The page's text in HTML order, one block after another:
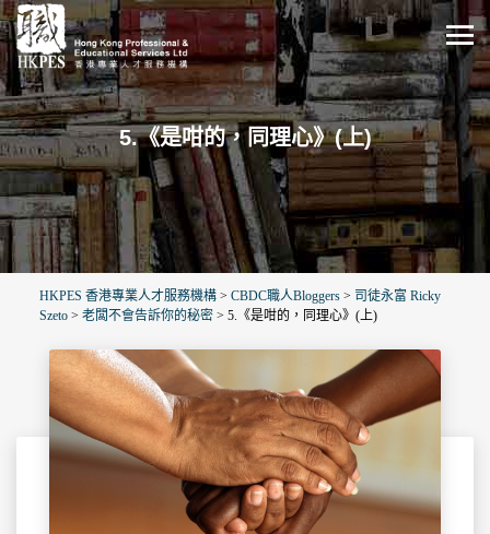
5.《是咁的，同理心》(上)
HKPES 香港專業人才服務機構 > CBDC職人Bloggers > 司徒永富 Ricky
Szeto > 老闆不會告訴你的秘密 > 5.《是咁的，同理心》(上)